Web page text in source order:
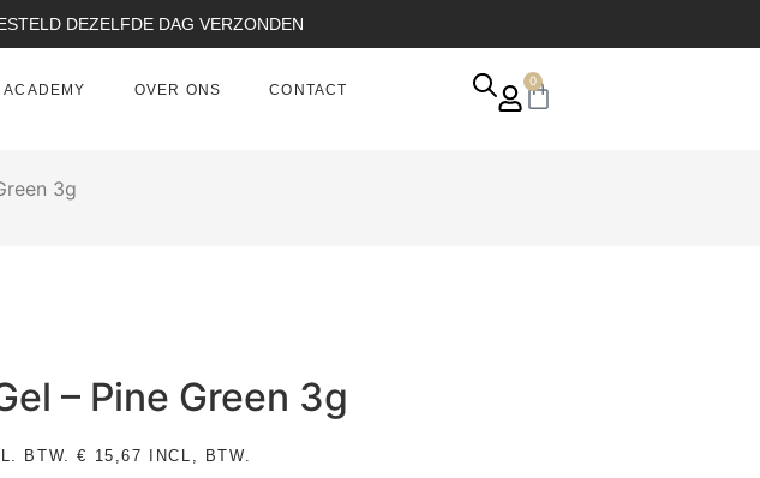
DEZELFDE DAG VERZONDEN
ACADEMY OVER ONS CONTACT
0
3g
– Pine Green 3g
BTW.€ 15,67 INCL, BTW.